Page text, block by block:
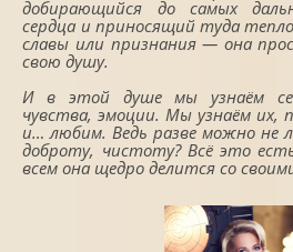
добирающийся до самых
сердца и приносящий туда
славы или признания — она
свою душу.
И в этой душе мы узнаём
чувства, эмоции. Мы узнаём их,
и… любим. Ведь разве можно не
доброту, чистоту? Всё это
всем она щедро делится со